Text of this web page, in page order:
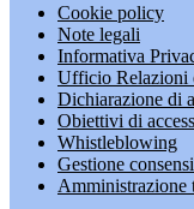
Cookie policy
Note legali
Informativa
Ufficio Relazioni
Dichiarazione di
Obiettivi di
Whistleblowing
Gestione
Amministrazione